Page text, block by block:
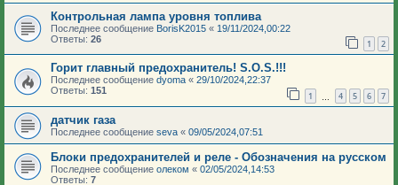
Контрольная лампа уровня топлива
Последнее сообщение BorisK2015 « 19/11/2024,00:22
Ответы: 26 1 2
Горит главный предохранитель! S.O.S.!!!
Последнее сообщение dyoma « 29/10/2024,22:37
Ответы: 151 1 4 5 6 7
датчик газа
Последнее сообщение seva « 09/05/2024,07:51
Блоки предохранителей и реле - Обозначения на русском
Последнее сообщение олеком « 02/05/2024,14:53
Ответы: 7